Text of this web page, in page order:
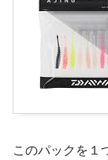
このパックを１